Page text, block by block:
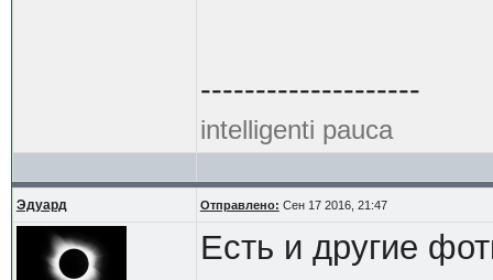
--------------------
intelligenti pauca
Эдуард Отправлено: Сен 17 2016, 21:47
Есть и другие